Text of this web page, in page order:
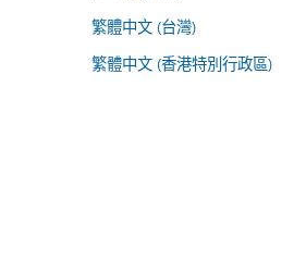
繁體中文 (台灣)
繁體中文 (香港特別行政區)